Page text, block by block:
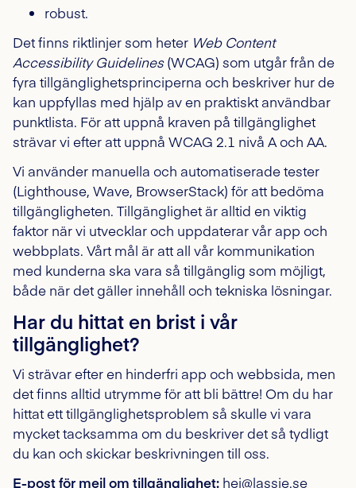
robust.
Det finns riktlinjer som heter Web Content
Accessibility Guidelines(WCAG) som utgår från de
fyra tillgänglighetsprinciperna och beskriver hur de
kan uppfyllas med hjälp av en praktiskt användbar
punktlista. För att uppnå kraven på tillgänglighet
strävar vi efter att uppnå WCAG 2.1 nivå A och AA.
Vi använder manuella och automatiserade tester
(Lighthouse, Wave, BrowserStack) för att bedöma
tillgängligheten. Tillgänglighet är alltid en viktig
faktor när vi utvecklar och uppdaterar vår app och
webbplats. Vårt mål är att all vår kommunikation
med kunderna ska vara så tillgänglig som möjligt,
både när det gäller innehåll och tekniska lösningar.
Har du hittat en brist i vår
tillgänglighet?
Vi strävar efter en hinderfri app och webbsida, men
det finns alltid utrymme för att bli bättre! Om du har
hittat ett tillgänglighetsproblem så skulle vi vara
mycket tacksamma om du beskriver det så tydligt
du kan och skickar beskrivningen till oss.
E-post för mejl om tillgänglighet: hej@lassie.se